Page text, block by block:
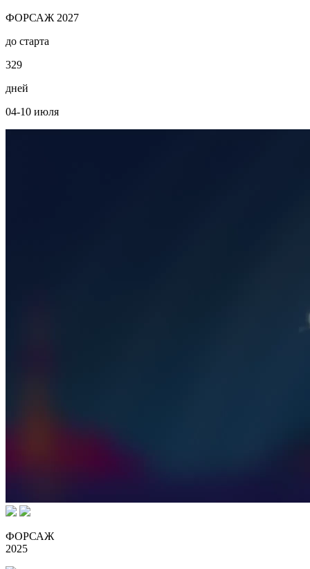
ФОРСАЖ 2027
до старта
329
дней
04-10 июля
ФОРСАЖ
2025